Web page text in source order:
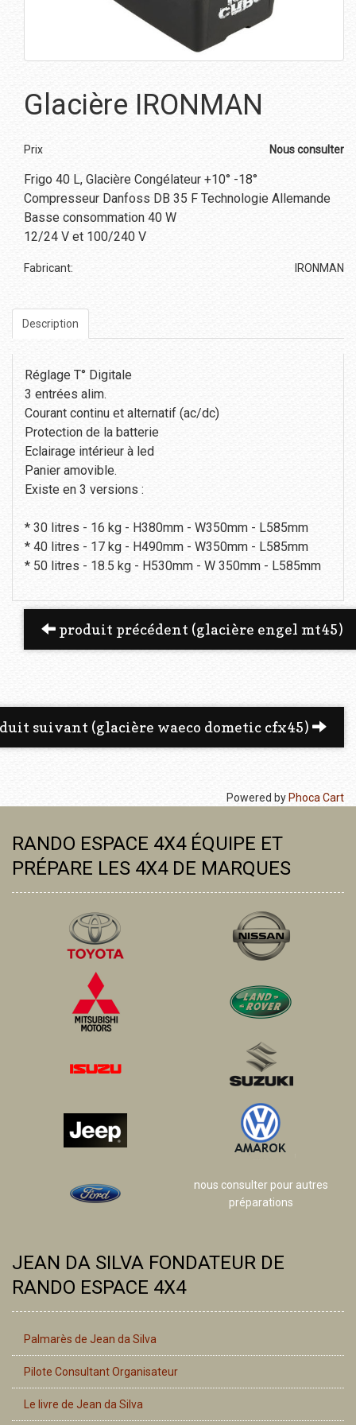
Glacière IRONMAN
Prix Nous consulter
Frigo 40 L, Glacière Congélateur +10° -18°
Compresseur Danfoss DB 35 F Technologie Allemande
Basse consommation 40 W
12/24 V et 100/240 V
Fabricant: IRONMAN
Description
Réglage T° Digitale
3 entrées alim.
Courant continu et alternatif (ac/dc)
Protection de la batterie
Eclairage intérieur à led
Panier amovible.
Existe en 3 versions :
* 30 litres - 16 kg - H380mm - W350mm - L585mm
* 40 litres - 17 kg - H490mm - W350mm - L585mm
* 50 litres - 18.5 kg - H530mm - W 350mm - L585mm
produit précédent (glacière engel mt45)
suivant (glacière waeco dometic cfx45)
Powered by Phoca Cart
RANDO ESPACE 4X4 ÉQUIPE ET
PRÉPARE LES 4X4 DE MARQUES
nous consulter pour autres
préparations
JEAN DA SILVA FONDATEUR DE
RANDO ESPACE 4X4
Palmarès de Jean da Silva
Pilote Consultant Organisateur
Le livre de Jean da Silva